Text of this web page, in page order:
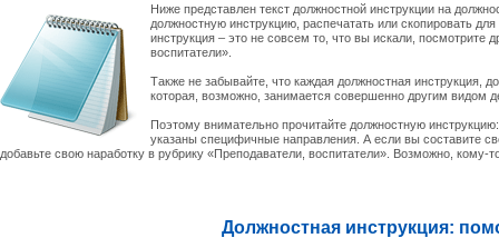
Ниже представлен текст должностной инструкции на
должностную инструкцию, распечатать или скопировать
инструкция – это не совсем то, что вы искали, посмотрите
воспитатели».
Также не забывайте, что каждая должностная инструкция,
которая, возможно, занимается совершенно другим видом
Поэтому внимательно прочитайте должностную
указаны специфичные направления. А если вы составите
добавьте свою наработку в рубрику «Преподаватели, воспитатели». Возможно, кому-
Должностная инструкция: